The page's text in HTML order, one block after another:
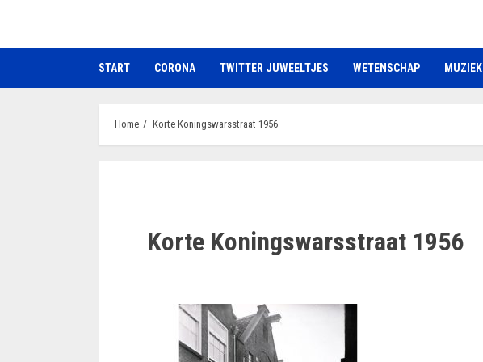
de
START CORONA TWITTER JUWEELTJES WETENSCHAP MUZIEK
Home Korte Koningswarsstraat 1956
Korte Koningswarsstraat 1956